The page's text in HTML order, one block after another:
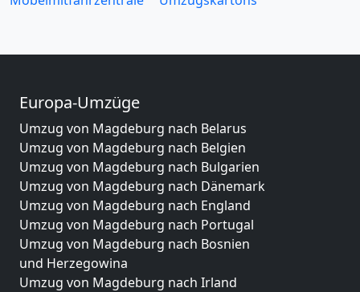
Europa-Umzüge
Umzug von Magdeburg nach Belarus
Umzug von Magdeburg nach Belgien
Umzug von Magdeburg nach Bulgarien
Umzug von Magdeburg nach Dänemark
Umzug von Magdeburg nach England
Umzug von Magdeburg nach Portugal
Umzug von Magdeburg nach Bosnien
und Herzegowina
Umzug von Magdeburg nach Irland